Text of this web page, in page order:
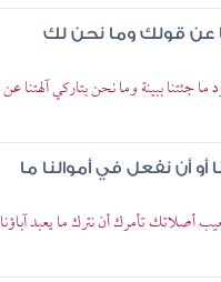
عن قولك وما نحن لك
جئتنا ببينة وما نحن بتاركي آلهتنا عن
أو أن نفعل في أموالنا ما
أصلاتك تأمرك أن نترك ما يعبد آباؤنا